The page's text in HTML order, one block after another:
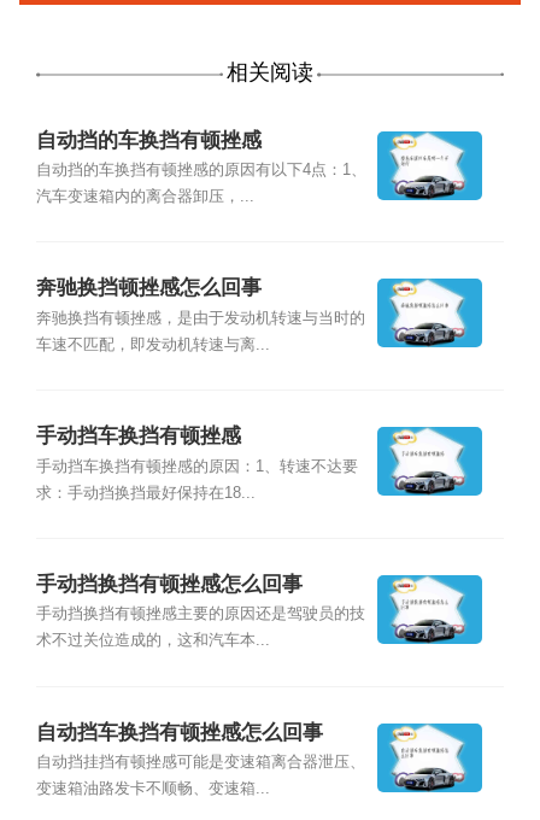
相关阅读
自动挡的车换挡有顿挫感
自动挡的车换挡有顿挫感的原因有以下4点：1、
汽车变速箱内的离合器卸压，...
奔驰换挡顿挫感怎么回事
奔驰换挡有顿挫感，是由于发动机转速与当时的
车速不匹配，即发动机转速与离...
手动挡车换挡有顿挫感
手动挡车换挡有顿挫感的原因：1、转速不达要
求：手动挡换挡最好保持在18...
手动挡换挡有顿挫感怎么回事
手动挡换挡有顿挫感主要的原因还是驾驶员的技
术不过关位造成的，这和汽车本...
自动挡车换挡有顿挫感怎么回事
自动挡挂挡有顿挫感可能是变速箱离合器泄压、
变速箱油路发卡不顺畅、变速箱...